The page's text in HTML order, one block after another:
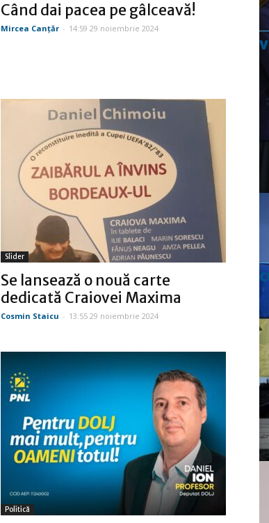
Când dai pacea pe gâlceavă!
Mircea Canţăr - 14:59 29 noiembrie 2024
Slider
Se lansează o nouă carte
dedicată Craiovei Maxima
Cosmin Staicu - 13:55 29 noiembrie 2024
Politică